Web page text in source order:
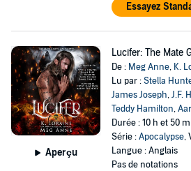
Essayez
Aperçu
Lucifer: The Mate
De : Meg Anne, K.
Lu par :Stella
James Joseph,J.F.
Teddy Hamilton,
Durée : 10 h et 50
Série :Apocalypse,
Langue : Anglais
Pas de notations